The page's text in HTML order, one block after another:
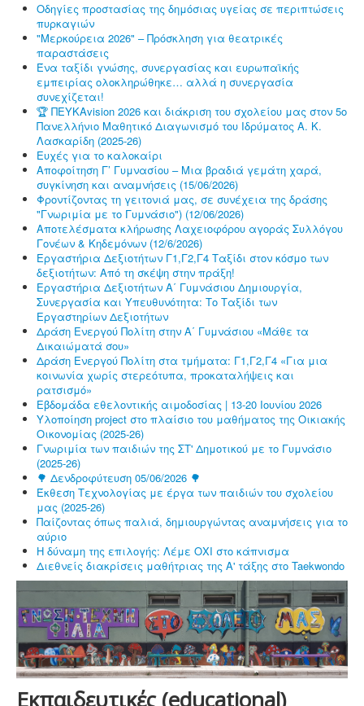
Οδηγίες προστασίας της δημόσιας υγείας σε περιπτώσεις
πυρκαγιών
"Μερκούρεια 2026" – Πρόσκληση για θεατρικές
παραστάσεις
Ένα ταξίδι γνώσης, συνεργασίας και ευρωπαϊκής
εμπειρίας ολοκληρώθηκε… αλλά η συνεργασία
συνεχίζεται!
🏆 ΠΕΥΚΑvision 2026 και διάκριση του σχολείου μας στον 5ο
Πανελλήνιο Μαθητικό Διαγωνισμό του Ιδρύματος Α. Κ.
Λασκαρίδη (2025-26)
Ευχές για το καλοκαίρι
Αποφοίτηση Γ’ Γυμνασίου – Μια βραδιά γεμάτη χαρά,
συγκίνηση και αναμνήσεις (15/06/2026)
Φροντίζοντας τη γειτονιά μας, σε συνέχεια της δράσης
"Γνωριμία με το Γυμνάσιο") (12/06/2026)
Αποτελέσματα κλήρωσης Λαχειοφόρου αγοράς Συλλόγου
Γονέων & Κηδεμόνων (12/6/2026)
Εργαστήρια Δεξιοτήτων Γ1,Γ2,Γ4 Ταξίδι στον κόσμο των
δεξιοτήτων: Από τη σκέψη στην πράξη!
Εργαστήρια Δεξιοτήτων Α΄ Γυμνάσιου Δημιουργία,
Συνεργασία και Υπευθυνότητα: Το Ταξίδι των
Εργαστηρίων Δεξιοτήτων
Δράση Ενεργού Πολίτη στην Α΄ Γυμνάσιου «Μάθε τα
Δικαιώματά σου»
Δράση Ενεργού Πολίτη στα τμήματα: Γ1,Γ2,Γ4 «Για μια
κοινωνία χωρίς στερεότυπα, προκαταλήψεις και
ρατσισμό»
Εβδομάδα εθελοντικής αιμοδοσίας | 13-20 Ιουνίου 2026
Υλοποίηση project στο πλαίσιο του μαθήματος της Οικιακής
Οικονομίας (2025-26)
Γνωριμία των παιδιών της ΣΤ' Δημοτικού με το Γυμνάσιο
(2025-26)
🌳 Δενδροφύτευση 05/06/2026 🌳
Έκθεση Τεχνολογίας με έργα των παιδιών του σχολείου
μας (2025-26)
Παίζοντας όπως παλιά, δημιουργώντας αναμνήσεις για το
αύριο
Η δύναμη της επιλογής: Λέμε ΟΧΙ στο κάπνισμα
Διεθνείς διακρίσεις μαθήτριας της Α' τάξης στο Taekwondo
Εκπαιδευτικές (educational)